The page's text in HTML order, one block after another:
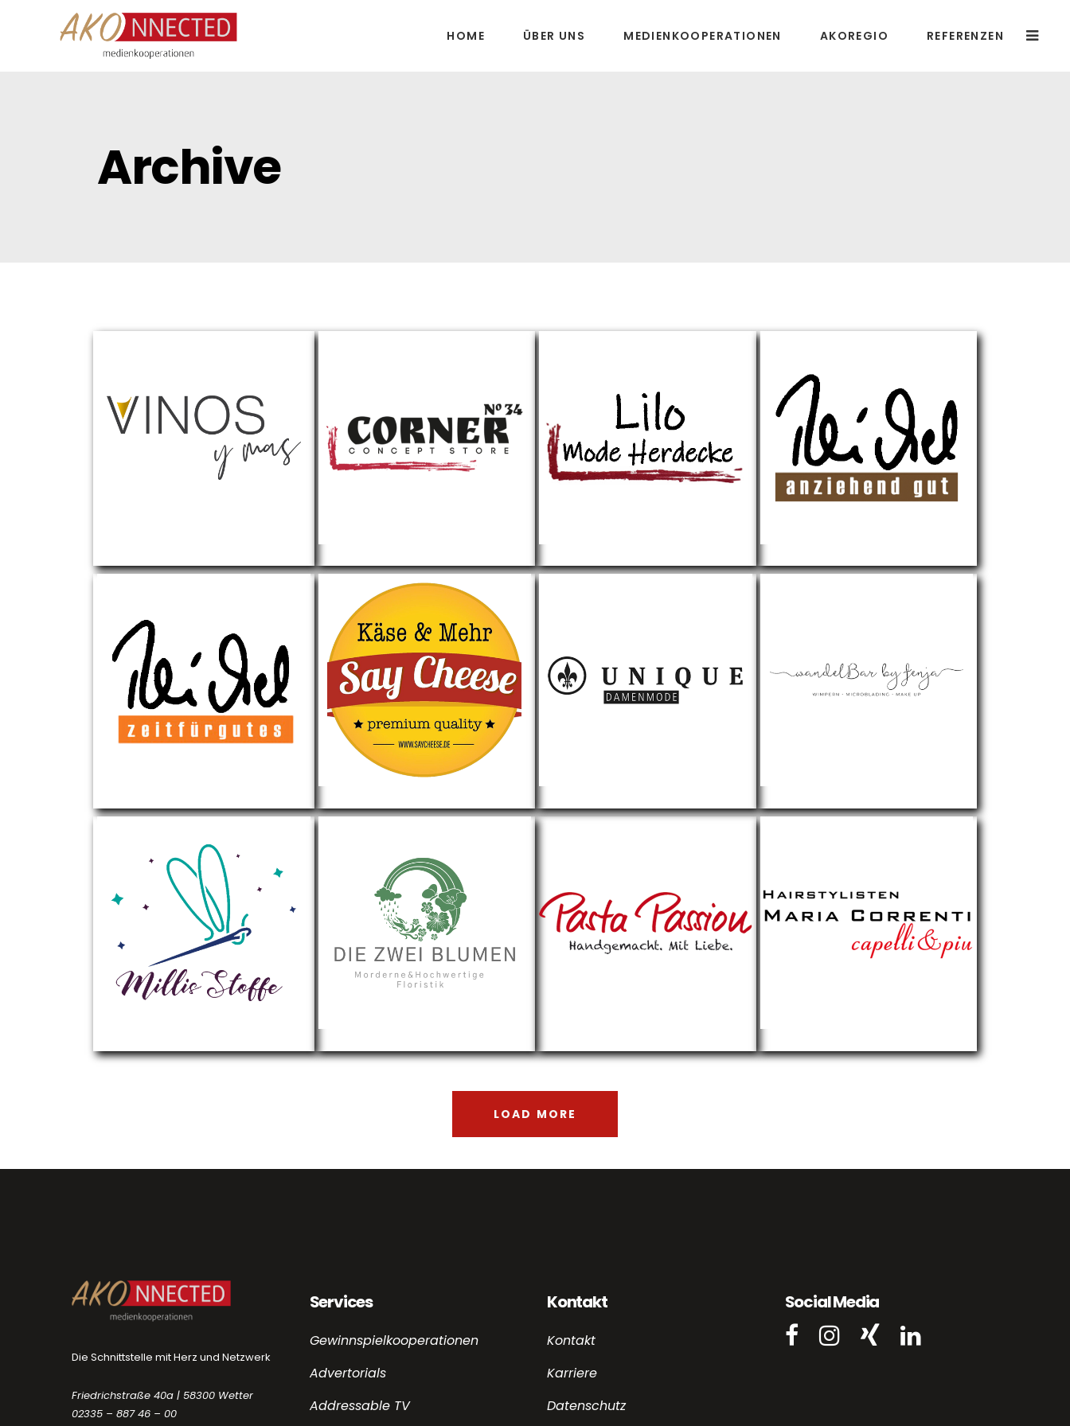
HOME ÜBER UNS MEDIENKOOPERATIONEN AKOREGIO REFERENZEN
Archive
LOAD MORE
Die Schnittstelle mit Herz und Netzwerk
Friedrichstraße 40a | 58300 Wetter
02335 – 887 46 – 00
Services
Gewinnspielkooperationen
Advertorials
Addressable TV
Kontakt
Kontakt
Karriere
Datenschutz
Social Media